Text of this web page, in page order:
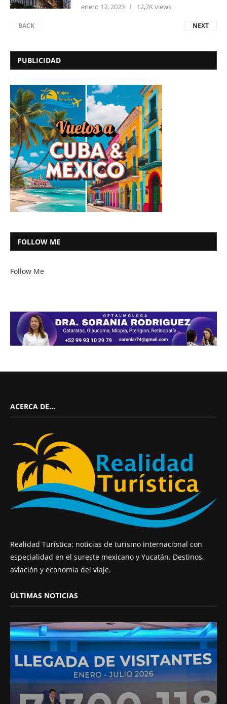
enero 17, 2023 12,7K views
BACK NEXT
PUBLICIDAD
FOLLOW ME
Follow Me
ACERCA DE…
Realidad Turística: noticias de turismo internacional con
especialidad en el sureste mexicano y Yucatán. Destinos,
aviación y economía del viaje.
ÚLTIMAS NOTICIAS